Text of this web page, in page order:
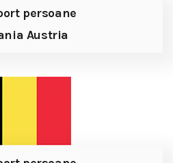
persoane
Austria